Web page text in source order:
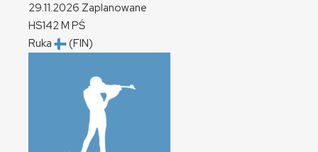
29.11.2026 Zaplanowane
HS142M PŚ
Ruka
(FIN)